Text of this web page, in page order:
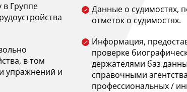
Группе
в том
упражнений и
Данные о судимостях,
отметок о судимостях.
Информация,
проверке
держателями баз
справочными
профессиональных /